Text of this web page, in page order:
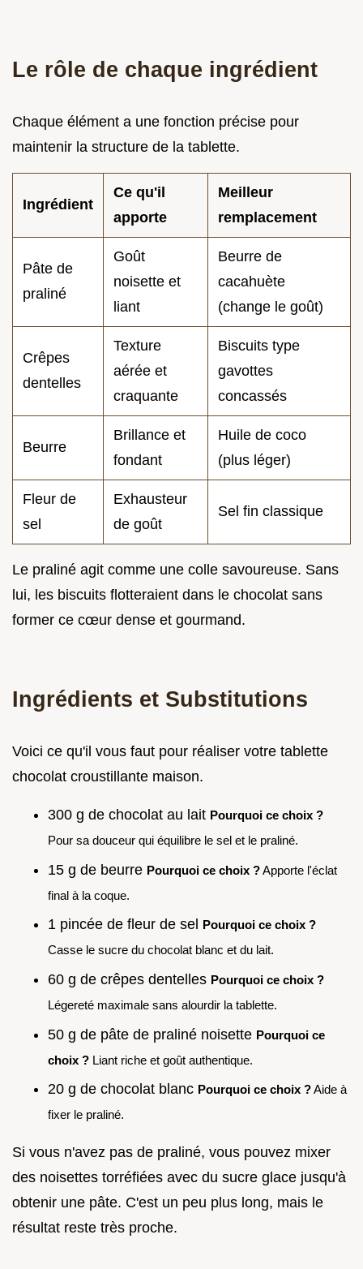
Le rôle de chaque ingrédient
Chaque élément a une fonction précise pour
maintenir la structure de la tablette.
Ingrédient
Ce qu'il
apporte
Meilleur
remplacement
Pâte de
praliné
Goût
noisette et
liant
Beurre de
cacahuète
(change le goût)
Crêpes
dentelles
Texture
aérée et
craquante
Biscuits type
gavottes
concassés
Beurre
Brillance et
fondant
Huile de coco
(plus léger)
Fleur de
sel
Exhausteur
de goût
Sel fin classique
Le praliné agit comme une colle savoureuse. Sans
lui, les biscuits flotteraient dans le chocolat sans
former ce cœur dense et gourmand.
Ingrédients et Substitutions
Voici ce qu'il vous faut pour réaliser votre tablette
chocolat croustillante maison.
300 g de chocolat au lait Pourquoi ce choix ?
Pour sa douceur qui équilibre le sel et le praliné.
15 g de beurre Pourquoi ce choix ?Apporte l'éclat
final à la coque.
1 pincée de fleur de sel Pourquoi ce choix ?
Casse le sucre du chocolat blanc et du lait.
60 g de crêpes dentelles Pourquoi ce choix ?
Légereté maximale sans alourdir la tablette.
50 g de pâte de praliné noisette Pourquoi ce
choix ? Liant riche et goût authentique.
20 g de chocolat blanc Pourquoi ce choix ?Aide à
fixer le praliné.
Si vous n'avez pas de praliné, vous pouvez mixer
des noisettes torréfiées avec du sucre glace jusqu'à
obtenir une pâte. C'est un peu plus long, mais le
résultat reste très proche.